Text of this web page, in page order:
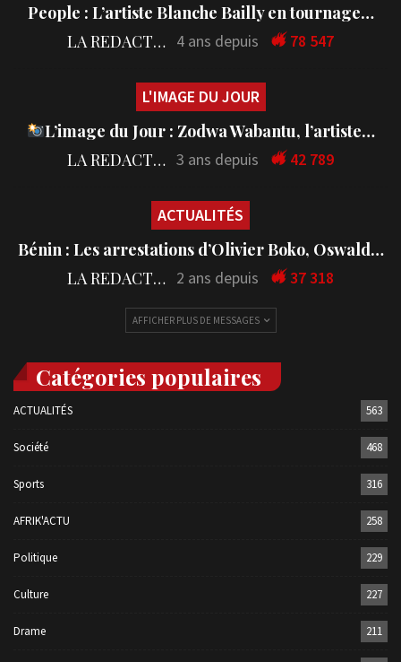
People : L’artiste Blanche Bailly en tournage…
LA REDACTION 4 ans depuis 78 547
L'IMAGE DU JOUR
L’image du Jour : Zodwa Wabantu, l’artiste…
LA REDACTION 3 ans depuis 42 789
ACTUALITÉS
Bénin : Les arrestations d’Olivier Boko, Oswald…
LA REDACTION 2 ans depuis 37 318
AFFICHER PLUS DE MESSAGES
Catégories populaires
ACTUALITÉS 563
Société 468
Sports 316
AFRIK'ACTU 258
Politique 229
Culture 227
Drame 211